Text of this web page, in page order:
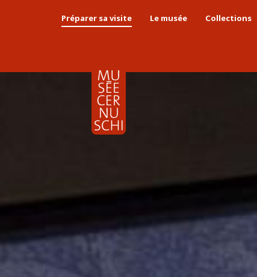
Préparer sa visite Le musée Collections